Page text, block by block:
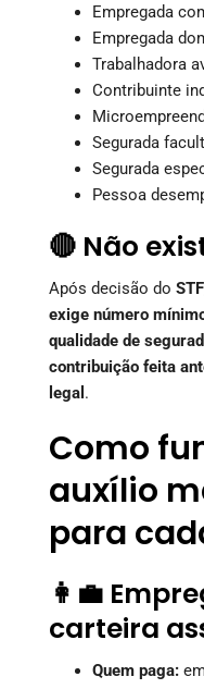
Empregada
Empregada
Trabalhadora
Contribuinte
Segurada
Segurada
Pessoa
🔴 Não
Após decisão do STF
exige número
qualidade de
contribuição feita
legal .
Como
auxílio
para
👩‍💼
carteira
Quem paga: